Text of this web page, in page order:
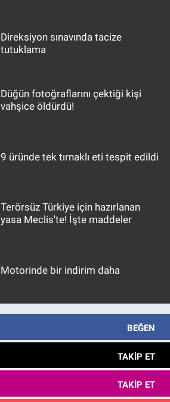
Direksiyon sınavında tacize
tutuklama
Düğün fotoğraflarını çektiği kişi
vahşice öldürdü!
9 üründe tek tırnaklı eti tespit edildi
Terörsüz Türkiye için hazırlanan
yasa Meclis'te! İşte maddeler
Motorinde bir indirim daha
BEĞEN
TAKIP ET
TAKIP ET